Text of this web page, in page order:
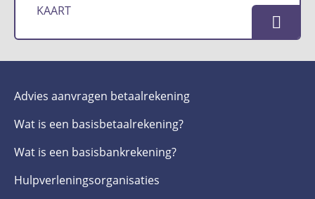
KAART
Advies aanvragen betaalrekening
Wat is een basis­betaalrekening?
Wat is een basis­bankrekening?
Hulpverlenings­organisaties